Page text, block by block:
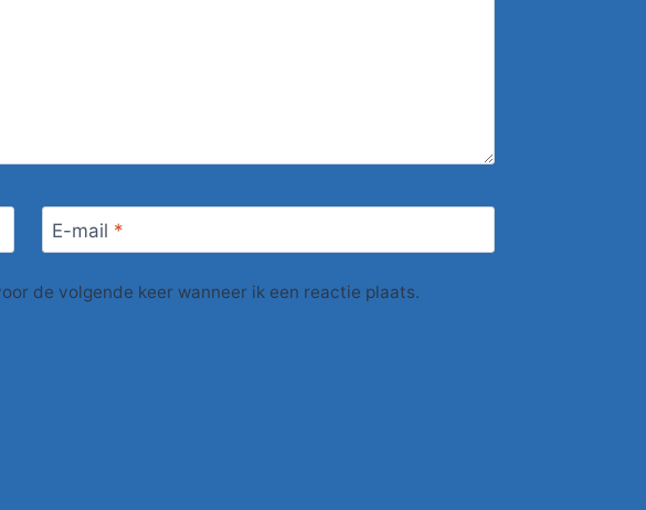
E-mail *
de volgende keer wanneer ik een reactie plaats.